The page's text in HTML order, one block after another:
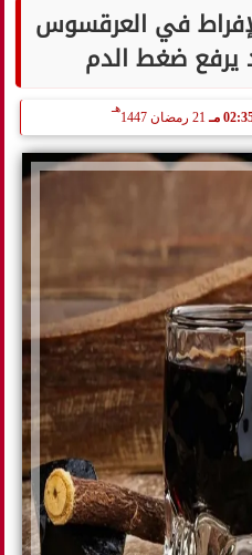
في العرقسوس
يرفع ضغط الدم
مـ 21 رمضان 1447
هـ